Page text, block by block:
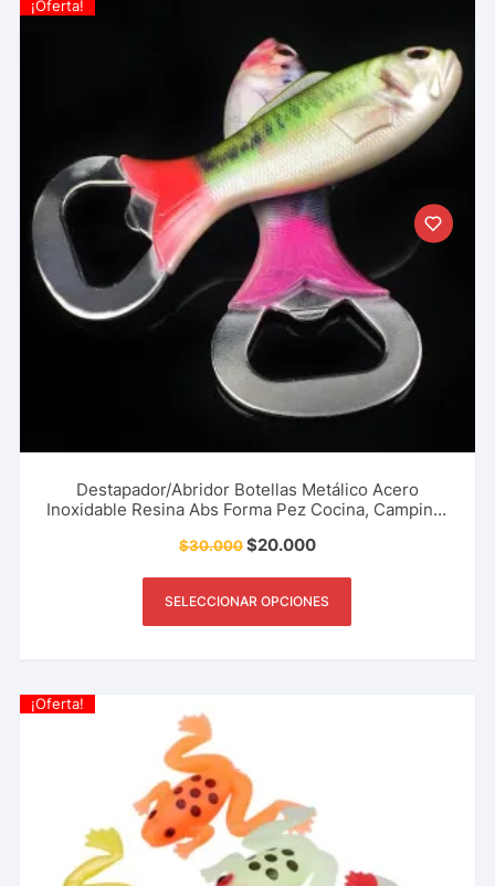
¡Oferta!
Destapador/Abridor Botellas Metálico Acero
Inoxidable Resina Abs Forma Pez Cocina, Camping,
$30.000$20.000
SELECCIONAR OPCIONES
¡Oferta!